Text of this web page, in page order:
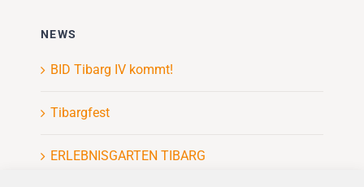
NEWS
BID Tibarg IV kommt!
Tibargfest
ERLEBNISGARTEN TIBARG